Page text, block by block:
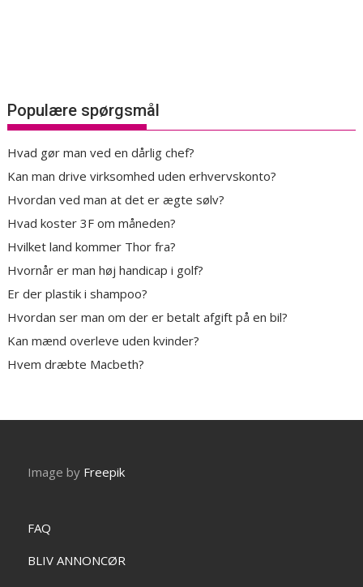
Populære spørgsmål
Hvad gør man ved en dårlig chef?
Kan man drive virksomhed uden erhvervskonto?
Hvordan ved man at det er ægte sølv?
Hvad koster 3F om måneden?
Hvilket land kommer Thor fra?
Hvornår er man høj handicap i golf?
Er der plastik i shampoo?
Hvordan ser man om der er betalt afgift på en bil?
Kan mænd overleve uden kvinder?
Hvem dræbte Macbeth?
Image by Freepik
FAQ
BLIV ANNONCØR